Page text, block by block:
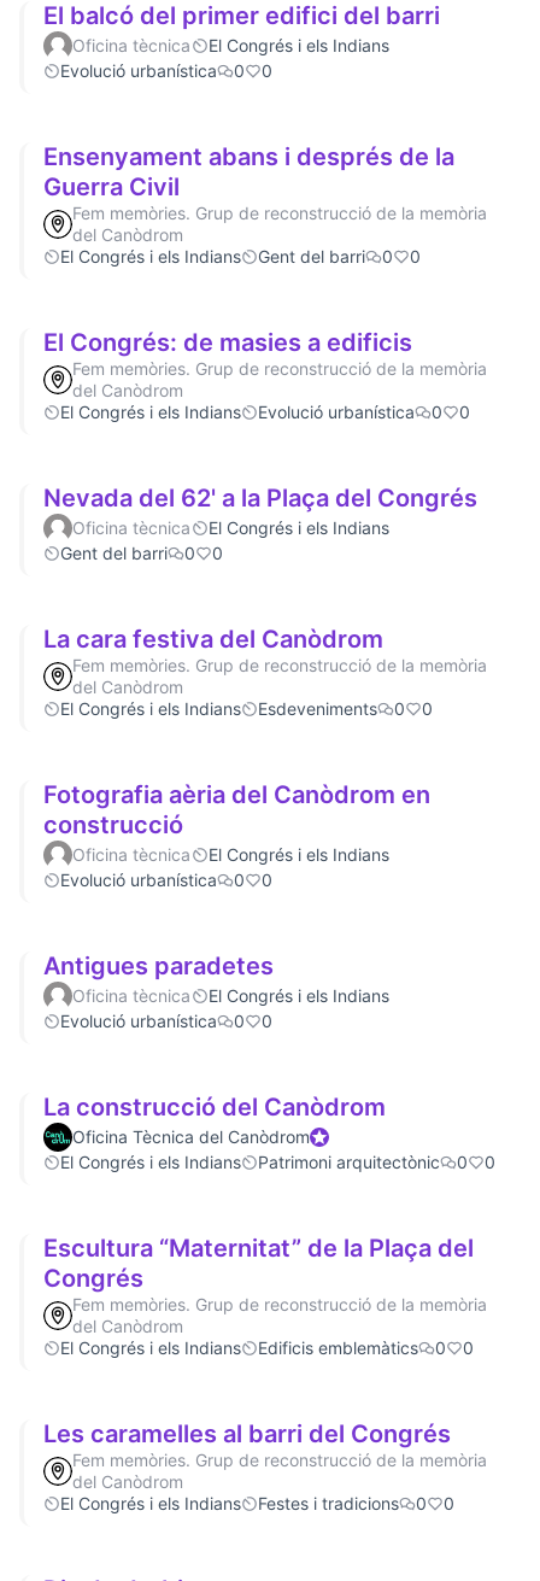
El balcó del primer edifici del barri
Oficina tècnica
El Congrés i els Indians
Evolució urbanística
0 0
Ensenyament abans i després de la
Guerra Civil
Fem memòries. Grup de reconstrucció de la memòria
del Canòdrom
El Congrés i els Indians
Gent del barri 0 0
El Congrés: de masies a edificis
Fem memòries. Grup de reconstrucció de la memòria
del Canòdrom
El Congrés i els Indians
Evolució urbanística 0 0
Nevada del 62' a la Plaça del Congrés
Oficina tècnica
El Congrés i els Indians
Gent del barri
0 0
La cara festiva del Canòdrom
Fem memòries. Grup de reconstrucció de la memòria
del Canòdrom
El Congrés i els Indians
Esdeveniments 0 0
Fotografia aèria del Canòdrom en
construcció
Oficina tècnica
El Congrés i els Indians
Evolució urbanística
0 0
Antigues paradetes
Oficina tècnica
El Congrés i els Indians
Evolució urbanística
0 0
La construcció del Canòdrom
Oficina Tècnica del CanòdromParticipant oficial
El Congrés i els Indians
Patrimoni arquitectònic 0 0
Escultura “Maternitat” de la Plaça del
Congrés
Fem memòries. Grup de reconstrucció de la memòria
del Canòdrom
El Congrés i els Indians
Edificis emblemàtics 0 0
Les caramelles al barri del Congrés
Fem memòries. Grup de reconstrucció de la memòria
del Canòdrom
El Congrés i els Indians
Festes i tradicions 0 0